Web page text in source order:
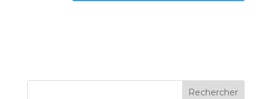
Rechercher